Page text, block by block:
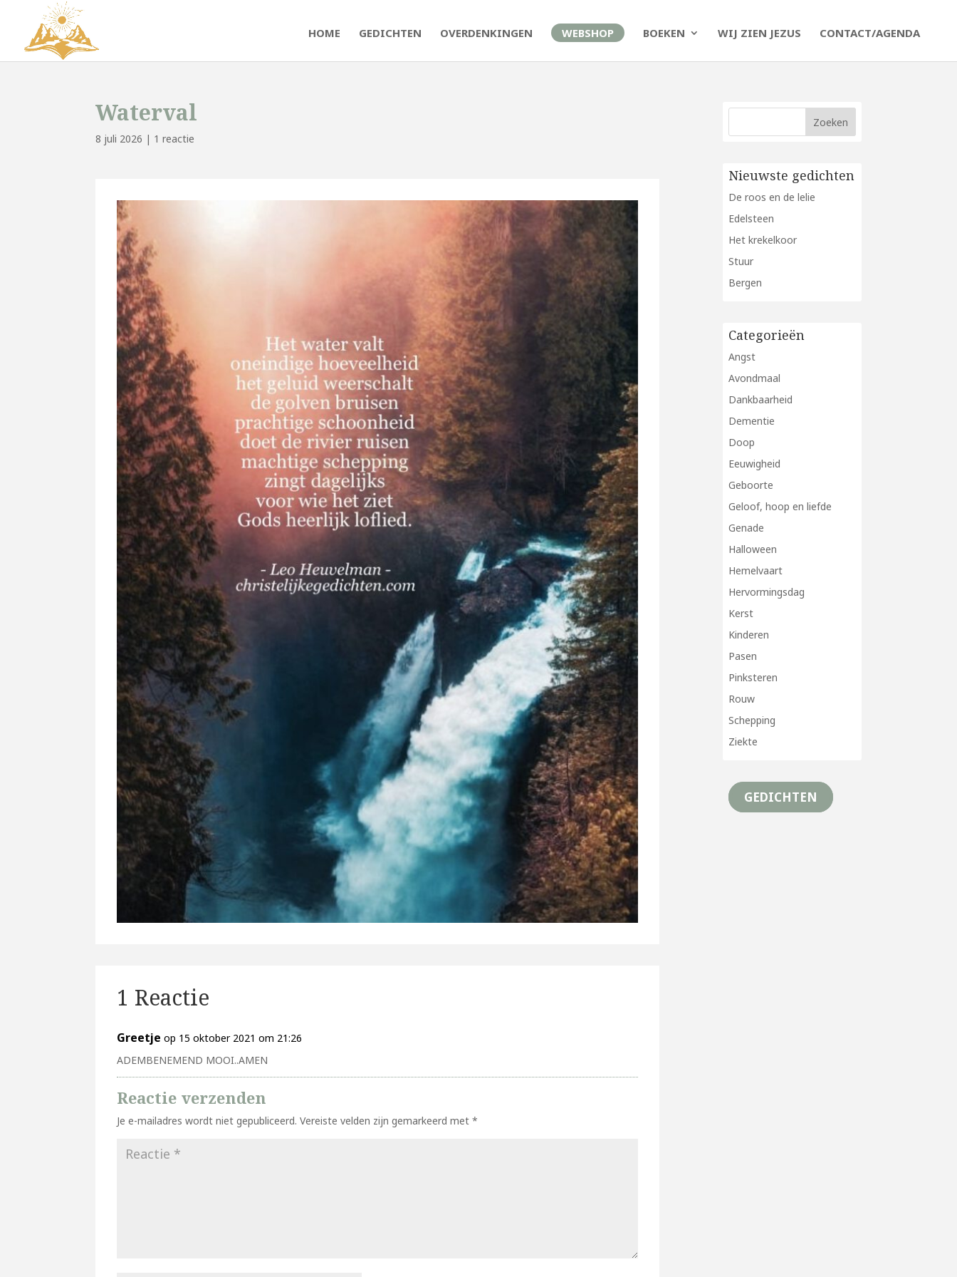
HOME GEDICHTEN OVERDENKINGEN WEBSHOP BOEKEN WIJ ZIEN JEZUS CONTACT/AGENDA
Waterval
8 juli 2026 | 1 reactie
1 Reactie
Greetje op 15 oktober 2021 om 21:26
ADEMBENEMEND MOOI..AMEN
Reactie verzenden
Je e-mailadres wordt niet gepubliceerd. Vereiste velden zijn gemarkeerd met*
Nieuwste gedichten
De roos en de lelie
Edelsteen
Het krekelkoor
Stuur
Bergen
Categorieën
Angst
Avondmaal
Dankbaarheid
Dementie
Doop
Eeuwigheid
Geboorte
Geloof, hoop en liefde
Genade
Halloween
Hemelvaart
Hervormingsdag
Kerst
Kinderen
Pasen
Pinksteren
Rouw
Schepping
Ziekte
GEDICHTEN